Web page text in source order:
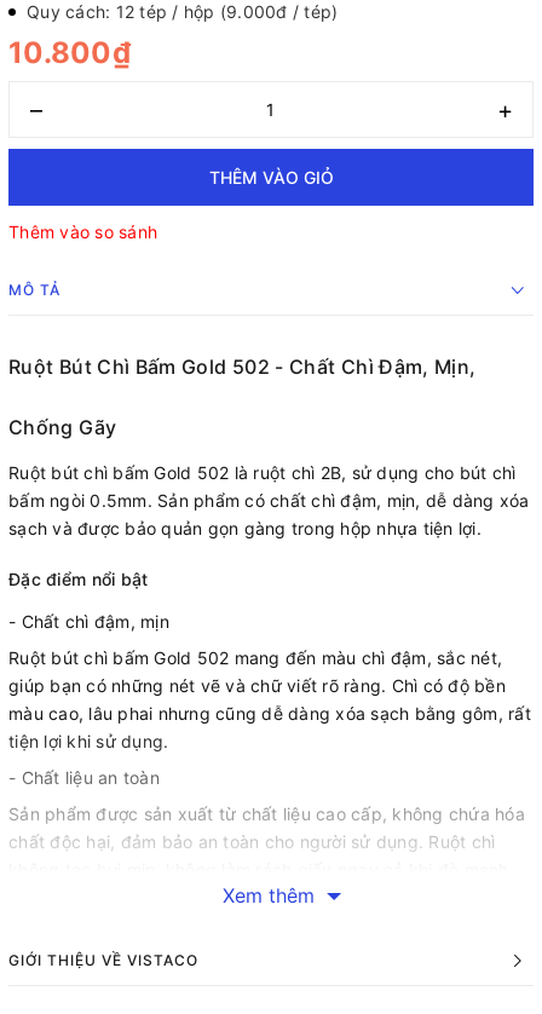
Quy cách: 12 tép / hộp (9.000đ / tép)
10.800₫
– +
THÊM VÀO GIỎ
Thêm vào so sánh
MÔ TẢ
Ruột Bút Chì Bấm Gold 502 - Chất Chì Đậm, Mịn,
Chống Gãy
Ruột bút chì bấm Gold 502 là ruột chì 2B, sử dụng cho bút chì
bấm ngòi 0.5mm. Sản phẩm có chất chì đậm, mịn, dễ dàng xóa
sạch và được bảo quản gọn gàng trong hộp nhựa tiện lợi.
Đặc điểm nổi bật
- Chất chì đậm, mịn
Ruột bút chì bấm Gold 502 mang đến màu chì đậm, sắc nét,
giúp bạn có những nét vẽ và chữ viết rõ ràng. Chì có độ bền
màu cao, lâu phai nhưng cũng dễ dàng xóa sạch bằng gôm, rất
tiện lợi khi sử dụng.
- Chất liệu an toàn
Sản phẩm được sản xuất từ chất liệu cao cấp, không chứa hóa
chất độc hại, đảm bảo an toàn cho người sử dụng. Ruột chì
- Ruột chì cứng, chống gãy
cứng cáp, bền bỉ, hạn chế tối đa tình trạng gãy đứt khúc khi sử
Xem thêm
GIỚI THIỆU VỀ VISTACO